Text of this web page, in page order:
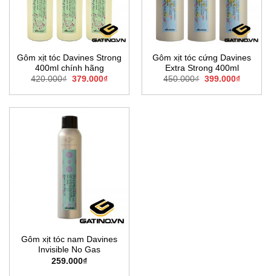
Gôm xịt tóc Davines Strong
400ml chính hãng
420.000₫ Giá
là:
379.000₫Giá
tại
379.000₫.
Gôm xịt tóc cứng Davines
Extra Strong 400ml
450.000₫ Giá
là:
399.000₫Giá
tại
Gôm xịt tóc nam Davines
Invisible No Gas
259.000₫